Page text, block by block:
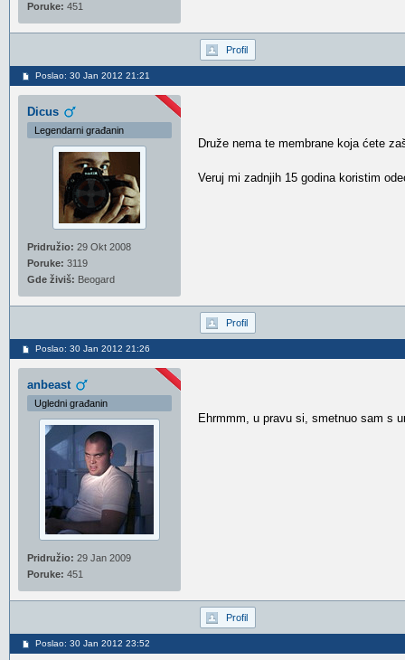
Poruke: 451
Profil
Poslao: 30 Jan 2012 21:21
Dicus
Legendarni građanin
Pridružio: 29 Okt 2008
Poruke: 3119
Gde živiš: Beogard
Druže nema te membrane koja ćete
Veruj mi zadnjih 15 godina koristim
Profil
Poslao: 30 Jan 2012 21:26
anbeast
Ugledni građanin
Pridružio: 29 Jan 2009
Poruke: 451
Ehrmmm, u pravu si, smetnuo sam s
Profil
Poslao: 30 Jan 2012 23:52